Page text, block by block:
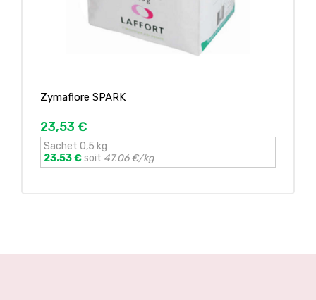
Zymaflore SPARK
23,53 €
Sachet 0,5 kg
23.53 €soit 47.06 €/kg